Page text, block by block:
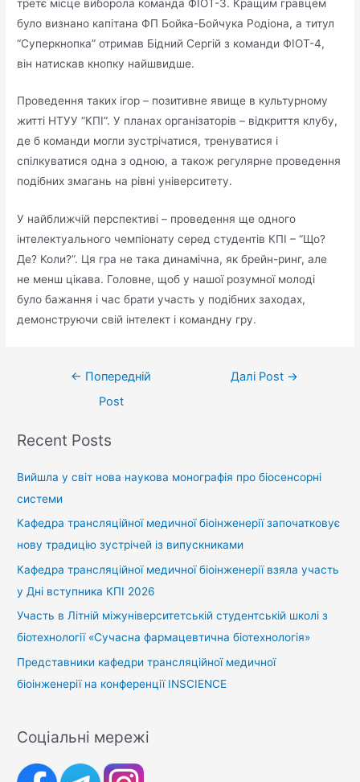
третє місце виборола команда ФІОТ-3. Кращим гравцем
було визнано капітана ФП Бойка-Бойчука Родіона, а титул
“Суперкнопка” отримав Бідний Сергій з команди ФІОТ-4,
він натискав кнопку найшвидше.
Проведення таких ігор – позитивне явище в культурному
житті НТУУ “КПІ”. У планах організаторів – відкриття клубу,
де б команди могли зустрічатися, тренуватися і
спілкуватися одна з одною, а також регулярне проведення
подібних змагань на рівні університету.
У найближчій перспективі – проведення ще одного
інтелектуального чемпіонату серед студентів КПІ – “Що?
Де? Коли?”. Ця гра не така динамічна, як брейн-ринг, але
не менш цікава. Головне, щоб у нашої розумної молоді
було бажання і час брати участь у подібних заходах,
демонструючи свій інтелект і командну гру.
← Попередній
Post
Далі Post →
Recent Posts
Вийшла у світ нова наукова монографія про біосенсорні
системи
Кафедра трансляційної медичної біоінженерії започатковує
нову традицію зустрічей із випускниками
Кафедра трансляційної медичної біоінженерії взяла участь
у Дні вступника КПІ 2026
Участь в Літній міжуніверситетській студентській школі з
біотехнології «Сучасна фармацевтична біотехнологія»
Представники кафедри трансляційної медичної
біоінженерії на конференції INSCIENCE
Соціальні мережі